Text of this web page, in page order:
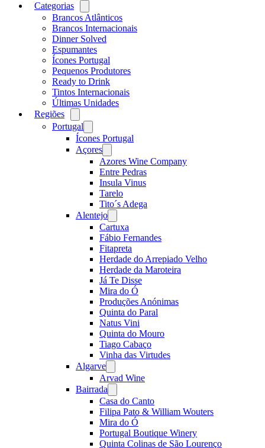
Categorias
menu
Brancos Atlânticos
Brancos Internacionais
Dinner Solved
Espumantes
Ícones Portugal
Pequenos Produtores
Ready to Drink
Tintos Internacionais
Últimas Unidades
Regiões
menu
Portugal
menu
Ícones Portugal
Açores
menu
Azores Wine Company
Entre Pedras
Insula Vinus
Tarelo
Tito´s Adega
Alentejo
menu
Cartuxa
Fábio Fernandes
Fitapreta
Herdade do Arrepiado Velho
Herdade da Maroteira
Já Te Disse
Mira do Ó
Produções Anónimas
Quinta do Paral
Natus Vini
Quinta do Mouro
Tiago Cabaço
Vinha das Virtudes
Algarve
menu
Arvad Wine
Bairrada
menu
Casa do Canto
Filipa Pato & William Wouters
Mira do Ó
Portugal Boutique Winery
Quinta Colinas de São Lourenço